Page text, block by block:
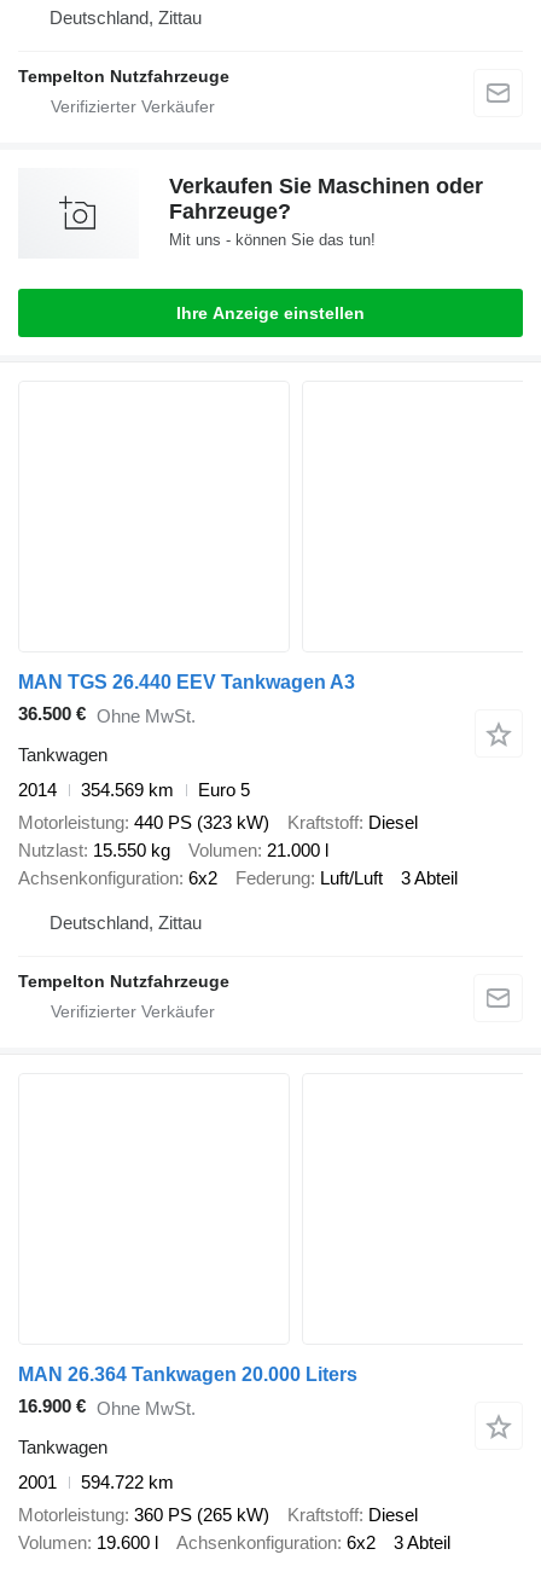
Deutschland, Zittau
Tempelton Nutzfahrzeuge
Verkaufen Sie Maschinen oder
Fahrzeuge?
Mit uns - können Sie das tun!
Ihre Anzeige einstellen
MAN TGS 26.440 EEV Tankwagen A3
36.500 € Ohne MwSt.
Tankwagen
2014
354.569 km
Euro 5
Motorleistung 440 PS (323 kW) Kraftstoff Diesel
Nutzlast 15.550 kg Volumen 21.000 l
Achsenkonfiguration 6x2 Federung Luft/Luft 3 Abteil
Deutschland, Zittau
Tempelton Nutzfahrzeuge
MAN 26.364 Tankwagen 20.000 Liters
16.900 € Ohne MwSt.
Tankwagen
2001
594.722 km
Motorleistung 360 PS (265 kW) Kraftstoff Diesel
Volumen 19.600 l Achsenkonfiguration 6x2 3 Abteil